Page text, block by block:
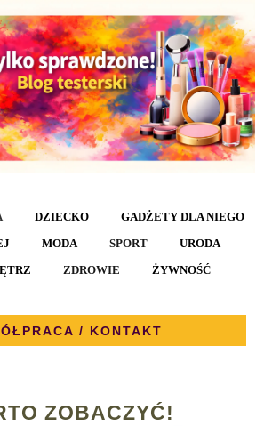
DZIECKO
GADŻETY DLA NIEGO
MODA SPORT
URODA
ZDROWIE ŻYWNOŚĆ
/ KONTAKT
ZOBACZYĆ!